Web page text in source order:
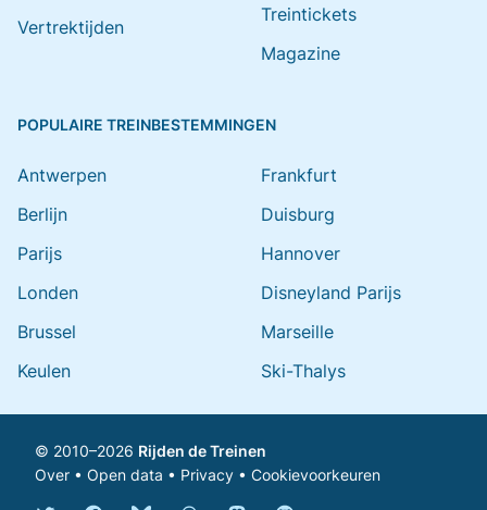
Vertrektijden
Treintickets
Magazine
POPULAIRE TREINBESTEMMINGEN
Antwerpen
Berlijn
Parijs
Londen
Brussel
Keulen
Frankfurt
Duisburg
Hannover
Disneyland Parijs
Marseille
Ski-Thalys
© 2010–2026 Rijden de Treinen
Over • Open data • Privacy • Cookievoorkeuren